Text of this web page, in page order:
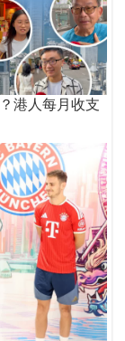
港人每月收支